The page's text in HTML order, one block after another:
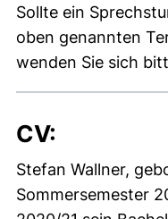
Sollte ein
oben genannten
wenden Sie sich
CV:
Stefan Wallner,
Sommersemester